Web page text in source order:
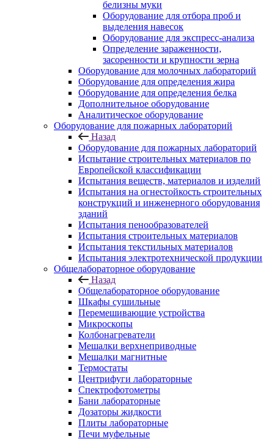
белизны муки
Оборудование для отбора проб и
выделения навесок
Оборудование для экспресс-анализа
Определение зараженности,
засоренности и крупности зерна
Оборудование для молочных лабораторий
Оборудование для определения жира
Оборудование для определения белка
Дополнительное оборудование
Аналитическое оборудование
Оборудование для пожарных лабораторий
Назад
Оборудование для пожарных лабораторий
Испытание строительных материалов по
Европейской классификации
Испытания веществ, материалов и изделий
Испытания на огнестойкость строительных
конструкций и инженерного оборудования
зданий
Испытания пенообразователей
Испытания строительных материалов
Испытания текстильных материалов
Испытания электротехнической продукции
Общелабораторное оборудование
Назад
Общелабораторное оборудование
Шкафы сушильные
Перемешивающие устройства
Микроскопы
Колбонагреватели
Мешалки верхнеприводные
Мешалки магнитные
Термостаты
Центрифуги лабораторные
Спектрофотометры
Бани лабораторные
Дозаторы жидкости
Плиты лабораторные
Печи муфельные